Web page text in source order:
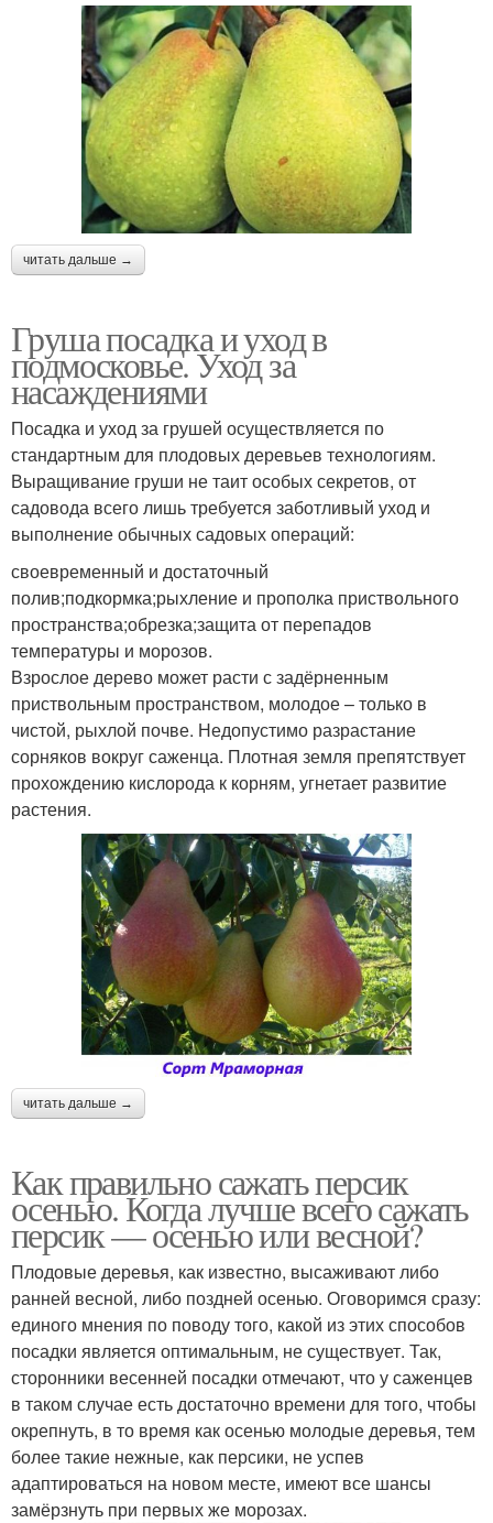
читать дальше →
Груша посадка и уход в
подмосковье. Уход за
насаждениями
Посадка и уход за грушей осуществляется по
стандартным для плодовых деревьев технологиям.
Выращивание груши не таит особых секретов, от
садовода всего лишь требуется заботливый уход и
выполнение обычных садовых операций:
своевременный и достаточный
полив;подкормка;рыхление и прополка приствольного
пространства;обрезка;защита от перепадов
температуры и морозов.
Взрослое дерево может расти с задёрненным
приствольным пространством, молодое – только в
чистой, рыхлой почве. Недопустимо разрастание
сорняков вокруг саженца. Плотная земля препятствует
прохождению кислорода к корням, угнетает развитие
растения.
читать дальше →
Как правильно сажать персик
осенью. Когда лучше всего сажать
персик — осенью или весной?
Плодовые деревья, как известно, высаживают либо
ранней весной, либо поздней осенью. Оговоримся сразу:
единого мнения по поводу того, какой из этих способов
посадки является оптимальным, не существует. Так,
сторонники весенней посадки отмечают, что у саженцев
в таком случае есть достаточно времени для того, чтобы
окрепнуть, в то время как осенью молодые деревья, тем
более такие нежные, как персики, не успев
адаптироваться на новом месте, имеют все шансы
замёрзнуть при первых же морозах.